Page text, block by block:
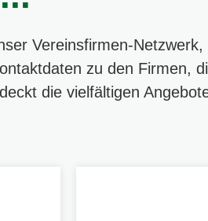
Vereinsfirmen-Netzwerk,
zu den Firmen,
die vielfältigen